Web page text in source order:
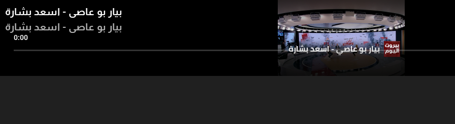
0:00
بيار بو عاصي - اسعد بشارة
بيار بو عاصي - اسعد بشارة